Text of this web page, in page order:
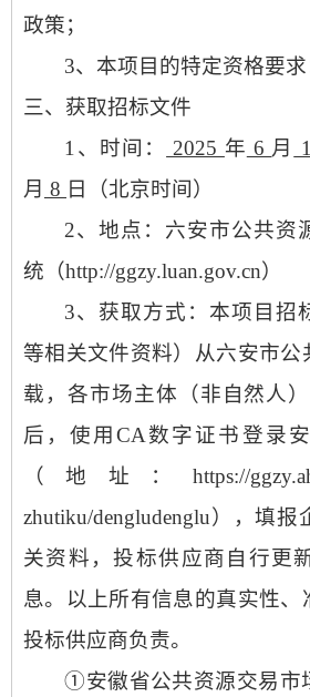
政策；
3、本项目的特定资格要求
三、获取招标文件
1、时间：
2025 年 6 月
月 8 日
（北京时间）
2、地点：六安市公共资
统（http://ggzy.luan.gov.cn）
3、获取方式： 本项目招
等相关文件资料）从六安市公
载，各市场主体（非自然人
后，使用CA数字证书登录
（地址：https://
zhutiku/dengludenglu），填
关资料，投标供应商自行更
息。以上所有信息的真实性、
投标供应商负责。
①安徽省公共资源交易市